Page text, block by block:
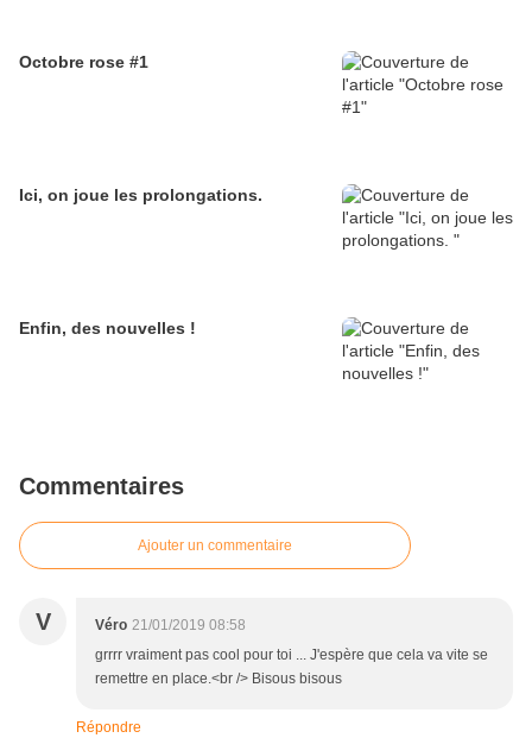
Octobre rose #1
Ici, on joue les prolongations.
Enfin, des nouvelles !
Commentaires
Ajouter un commentaire
V Véro 21/01/2019 08:58
grrrr vraiment pas cool pour toi ... J'espère que cela va vite se
remettre en place.<br /> Bisous bisous
Répondre